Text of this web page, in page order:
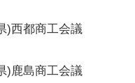
)西都商工会議
)鹿島商工会議